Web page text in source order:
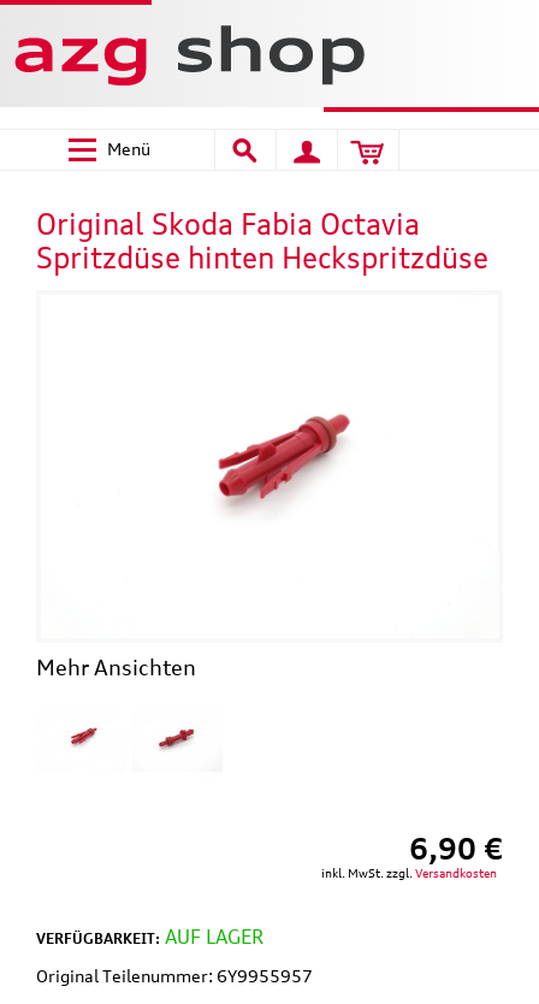
Menü
Original Skoda Fabia Octavia
Spritzdüse hinten Heckspritzdüse
Mehr Ansichten
6,90 €
inkl. MwSt. zzgl. Versandkosten
VERFÜGBARKEIT: AUF LAGER
Original Teilenummer: 6Y9955957